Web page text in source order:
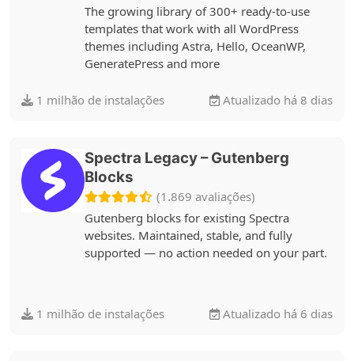
The growing library of 300+ ready-to-use
templates that work with all WordPress
themes including Astra, Hello, OceanWP,
GeneratePress and more
1 milhão de instalações Atualizado há 8 dias
Spectra Legacy – Gutenberg
Blocks
(1.869 avaliações)
Gutenberg blocks for existing Spectra
websites. Maintained, stable, and fully
supported — no action needed on your part.
1 milhão de instalações Atualizado há 6 dias